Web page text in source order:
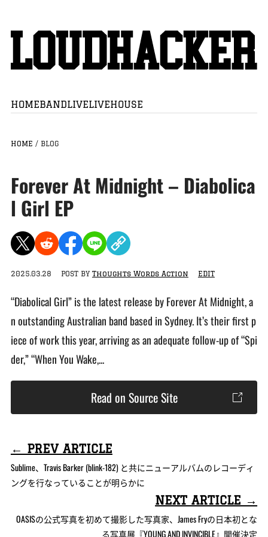
HOMEBANDLIVELIVEHOUSE
HOME / BLOG
Forever At Midnight – Diabolica
l Girl EP
2025.03.28 POST BY Thoughts Words Action EDIT
“Diabolical Girl” is the latest release by Forever At Midnight, a
n outstanding Australian band based in Sydney. It’s their first p
iece of work this year, arriving as an adequate follow-up of “Spi
der,” “When You Wake,...
Read on Source Site
← PREV ARTICLE
Sublime、Travis Barker (blink-182) と共にニューアルバムのレコーディ
ングを行なっていることが明らかに
NEXT ARTICLE →
OASISの公式写真を初めて撮影した写真家、James Fryの日本初とな
る写真展『YOUNG AND INVINCIBLE』開催決定